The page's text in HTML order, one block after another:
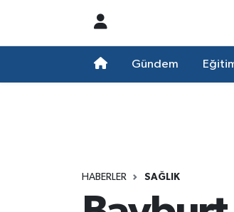
Gündem
HABERLER SAĞLIK
Süper Lig Puan Durumu ve Fikstür